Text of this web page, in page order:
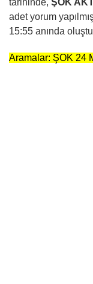
adet yorum
15:55 anında
Aramalar: ŞOK 24